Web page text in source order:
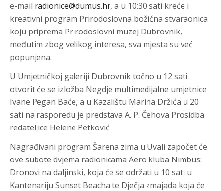
e-mail radionice@dumus.hr, a u 10:30 sati kreće i
kreativni program Prirodoslovna božićna stvaraonica
koju priprema Prirodoslovni muzej Dubrovnik,
međutim zbog velikog interesa, sva mjesta su već
popunjena.
U Umjetničkoj galeriji Dubrovnik točno u 12 sati
otvorit će se izložba Negdje multimedijalne umjetnice
Ivane Pegan Baće, a u Kazalištu Marina Držića u 20
sati na rasporedu je predstava A. P. Čehova Prosidba
redateljice Helene Petković
Nagrađivani program Šarena zima u Uvali započet će
ove subote dvjema radionicama Aero kluba Nimbus:
Dronovi na daljinski, koja će se održati u 10 sati u
Kantenariju Sunset Beacha te Dječja zmajada koja će